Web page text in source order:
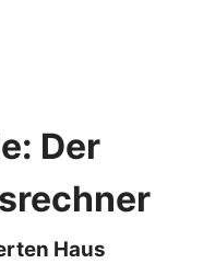
Der
Haus